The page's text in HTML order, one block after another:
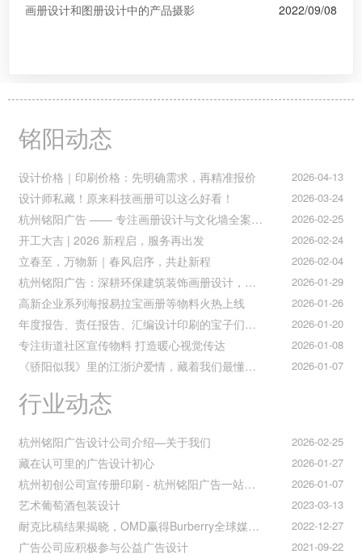
2022/09/08
画册设计和图册设计中的产品摄影
铭阳动态
2026-04-13
设计价格｜印刷价格：先明确需求，再精准报价
2026-03-24
设计师私藏！原来科技画册可以这么好看！
2026-02-25
杭州铭阳广告 —— 专注画册设计与文化墙全案落地
2026-02-24
开工大吉 | 2026 新程启，服务再出发
2026-02-04
立春至，万物新｜春风启序，共赴新程
2026-01-29
杭州铭阳广告：深耕环保建筑装饰画册设计，赋能空间美学与可持续发展
2026-01-26
高新企业系列海报易拉宝画册等物料火热上线
2026-01-20
年度报告、责任报告、汇编设计印刷的宝子们集合！
2026-01-08
专注街道社区宣传物料 打造暖心视觉传达
2026-01-07
《骄阳似我》里的江浙沪爱情，藏着我们最懂的温柔与默契
行业动态
2026-02-25
杭州铭阳广告设计公司介绍—关于我们
2026-01-27
藏在认可里的广告设计初心
2026-01-07
杭州初创公司宣传册印刷 - 杭州铭阳广告一站式解决方案
2023-03-13
艺术葡萄酒包装设计
2022-12-27
耐克比稿结果揭晓，OMD赢得Burberry全球媒介业务（转自广告狂人日报）
2021-09-22
广告公司应积极参与公益广告设计